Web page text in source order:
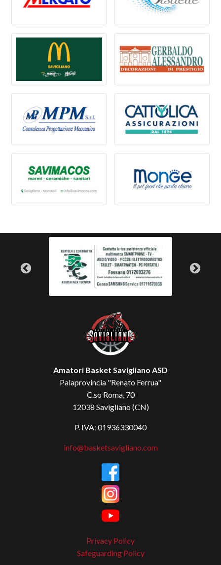
Amatori Basket Savigliano ASD
Palaprovincia "Renato Ferrua"
C.so Roma, 70
12038 Savigliano (CN)
P. IVA: 01936330040
info@basketsavigliano.com
Privacy Policy
Safeguarding Policy